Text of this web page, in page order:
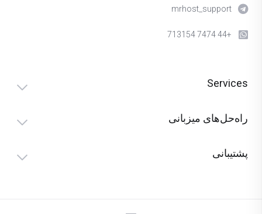
mrhost_support
+44 7474 713154
Services
راه‌حل‌های میزبانی
پشتیبانی